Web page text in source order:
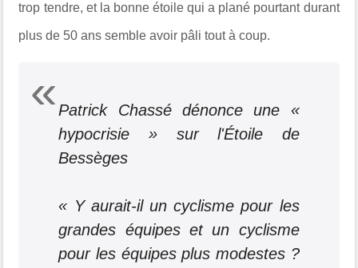
trop tendre, et la bonne étoile qui a plané pourtant durant
plus de 50 ans semble avoir pâli tout à coup.
Patrick Chassé dénonce une «
hypocrisie » sur l'Étoile de
Bessèges
« Y aurait-il un cyclisme pour les
grandes équipes et un cyclisme
pour les équipes plus modestes ?